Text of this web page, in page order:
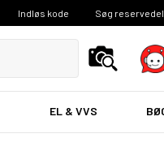
Indløs kode Søg
EL & VVS